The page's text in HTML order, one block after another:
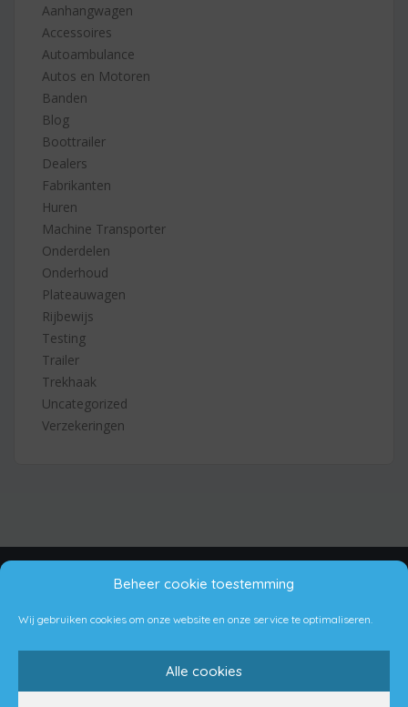
Beheer cookie toestemming
Wij gebruiken cookies om onze website en onze service te optimaliseren.
Alle cookies
Aanhangwagen
Accessoires
Autoambulance
Autos en Motoren
Banden
Blog
Boottrailer
Dealers
Fabrikanten
Huren
Machine Transporter
Onderdelen
Onderhoud
Plateauwagen
Rijbewijs
Testing
Trailer
Trekhaak
Uncategorized
Verzekeringen
Algemene Voorwaarden Disclaimer
Privacy Policy